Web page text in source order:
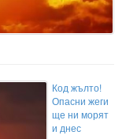
Код жълто!
Опасни жеги
ще ни морят
и днес